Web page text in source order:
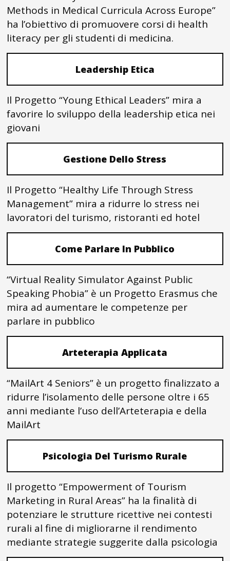
Methods in Medical Curricula Across Europe”
ha l’obiettivo di promuovere corsi di health
literacy per gli studenti di medicina.
Leadership Etica
Il Progetto “Young Ethical Leaders” mira a
favorire lo sviluppo della leadership etica nei
giovani
Gestione Dello Stress
Il Progetto “Healthy Life Through Stress
Management” mira a ridurre lo stress nei
lavoratori del turismo, ristoranti ed hotel
Come Parlare In Pubblico
“Virtual Reality Simulator Against Public
Speaking Phobia” è un Progetto Erasmus che
mira ad aumentare le competenze per
parlare in pubblico
Arteterapia Applicata
“MailArt 4 Seniors” è un progetto finalizzato a
ridurre l’isolamento delle persone oltre i 65
anni mediante l’uso dell’Arteterapia e della
MailArt
Psicologia Del Turismo Rurale
Il progetto “Empowerment of Tourism
Marketing in Rural Areas” ha la finalità di
potenziare le strutture ricettive nei contesti
rurali al fine di migliorarne il rendimento
mediante strategie suggerite dalla psicologia